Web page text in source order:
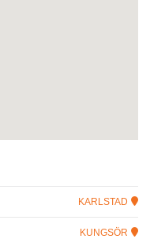
KARLSTAD
KUNGSÖR